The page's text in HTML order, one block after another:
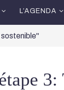
L’AGENDA